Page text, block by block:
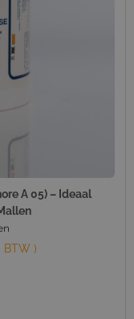
A 05) – Ideaal
BTW )